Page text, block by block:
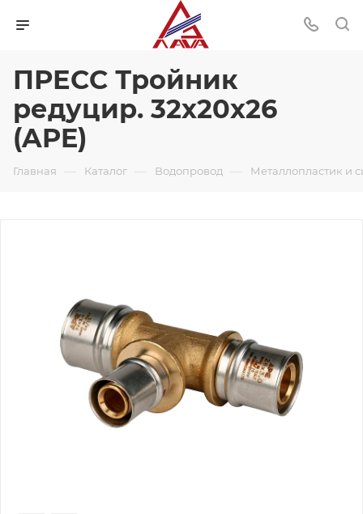
ПРЕСС Тройник
редуцир. 32х20х26
(APE)
Главная — Каталог — Водопровод — Металлопластик и